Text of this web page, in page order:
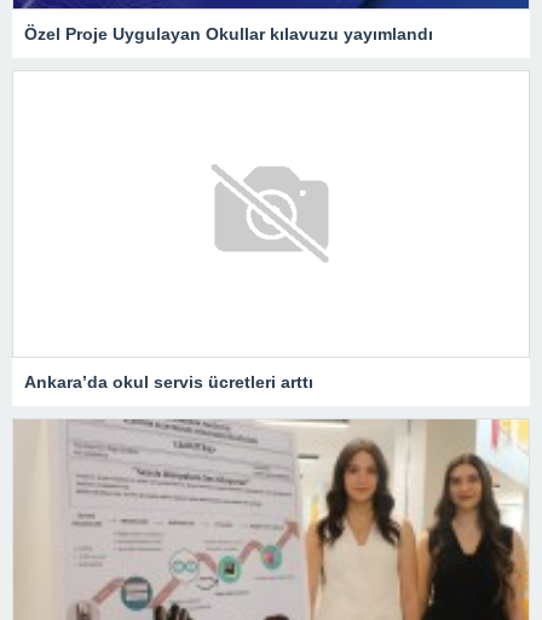
Özel Proje Uygulayan Okullar kılavuzu yayımlandı